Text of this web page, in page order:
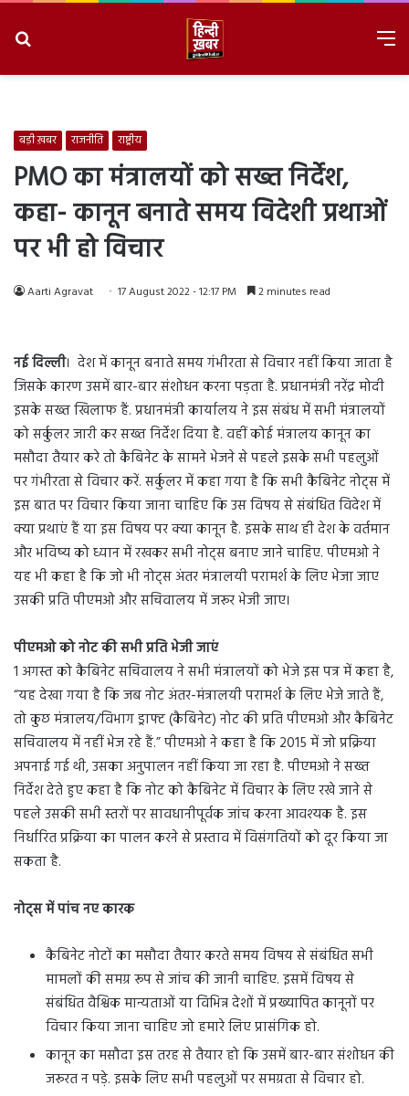
बड़ी ख़बर राजनीति राष्ट्रीय
PMO का मंत्रालयों को सख्त निर्देश,
कहा- कानून बनाते समय विदेशी प्रथाओं
पर भी हो विचार
Aarti Agravat 17 August 2022 - 12:17 PM 2 minutes read
नई दिल्ली। देश में कानून बनाते समय गंभीरता से विचार नहीं किया जाता है
जिसके कारण उसमें बार-बार संशोधन करना पड़ता है. प्रधानमंत्री नरेंद्र मोदी
इसके सख्त खिलाफ हैं. प्रधानमंत्री कार्यालय ने इस संबंध में सभी मंत्रालयों
को सर्कुलर जारी कर सख्त निर्देश दिया है. वहीं कोई मंत्रालय कानून का
मसौदा तैयार करे तो कैबिनेट के सामने भेजने से पहले इसके सभी पहलुओं
पर गंभीरता से विचार करें. सर्कुलर में कहा गया है कि सभी कैबिनेट नोट्स में
इस बात पर विचार किया जाना चाहिए कि उस विषय से संबंधित विदेश में
क्या प्रथाएं हैं या इस विषय पर क्या कानून है. इसके साथ ही देश के वर्तमान
और भविष्य को ध्यान में रखकर सभी नोट्स बनाए जाने चाहिए. पीएमओ ने
यह भी कहा है कि जो भी नोट्स अंतर मंत्रालयी परामर्श के लिए भेजा जाए
उसकी प्रति पीएमओ और सचिवालय में जरूर भेजी जाए।
पीएमओ को नोट की सभी प्रति भेजी जाएं
1 अगस्त को कैबिनेट सचिवालय ने सभी मंत्रालयों को भेजे इस पत्र में कहा है,
“यह देखा गया है कि जब नोट अंतर-मंत्रालयी परामर्श के लिए भेजे जाते हैं,
तो कुछ मंत्रालय/विभाग ड्राफ्ट (कैबिनेट) नोट की प्रति पीएमओ और कैबिनेट
सचिवालय में नहीं भेज रहे हैं.” पीएमओ ने कहा है कि 2015 में जो प्रक्रिया
अपनाई गई थी, उसका अनुपालन नहीं किया जा रहा है. पीएमओ ने सख्त
निर्देश देते हुए कहा है कि नोट को कैबिनेट में विचार के लिए रखे जाने से
पहले उसकी सभी स्तरों पर सावधानीपूर्वक जांच करना आवश्यक है. इस
निर्धारित प्रक्रिया का पालन करने से प्रस्ताव में विसंगतियों को दूर किया जा
सकता है.
नोट्स में पांच नए कारक
कैबिनेट नोटों का मसौदा तैयार करते समय विषय से संबंधित सभी
मामलों की समग्र रूप से जांच की जानी चाहिए. इसमें विषय से
संबंधित वैश्विक मान्यताओं या विभिन्न देशों में प्रख्यापित कानूनों पर
विचार किया जाना चाहिए जो हमारे लिए प्रासंगिक हो.
कानून का मसौदा इस तरह से तैयार हो कि उसमें बार-बार संशोधन की
जरूरत न पड़े. इसके लिए सभी पहलुओं पर समग्रता से विचार हो.